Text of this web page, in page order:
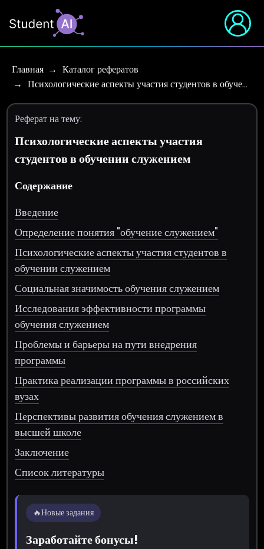
Главная
Каталог рефератов
Психологические аспекты участия студентов в обуче…
Реферат на тему:
Психологические аспекты участия
студентов в обучении служением
Содержание
Введение
Определение понятия "обучение служением"
Психологические аспекты участия студентов в
обучении служением
Социальная значимость обучения служением
Исследования эффективности программы
обучения служением
Проблемы и барьеры на пути внедрения
программы
Практика реализации программы в российских
вузах
Перспективы развития обучения служением в
высшей школе
Заключение
Список литературы
🔥Новые задания
Заработайте бонусы!